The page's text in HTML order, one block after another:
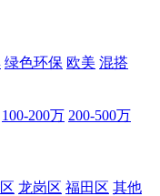
绿色环保 欧美 混搭
100-200万 200-500万
龙岗区 福田区 其他